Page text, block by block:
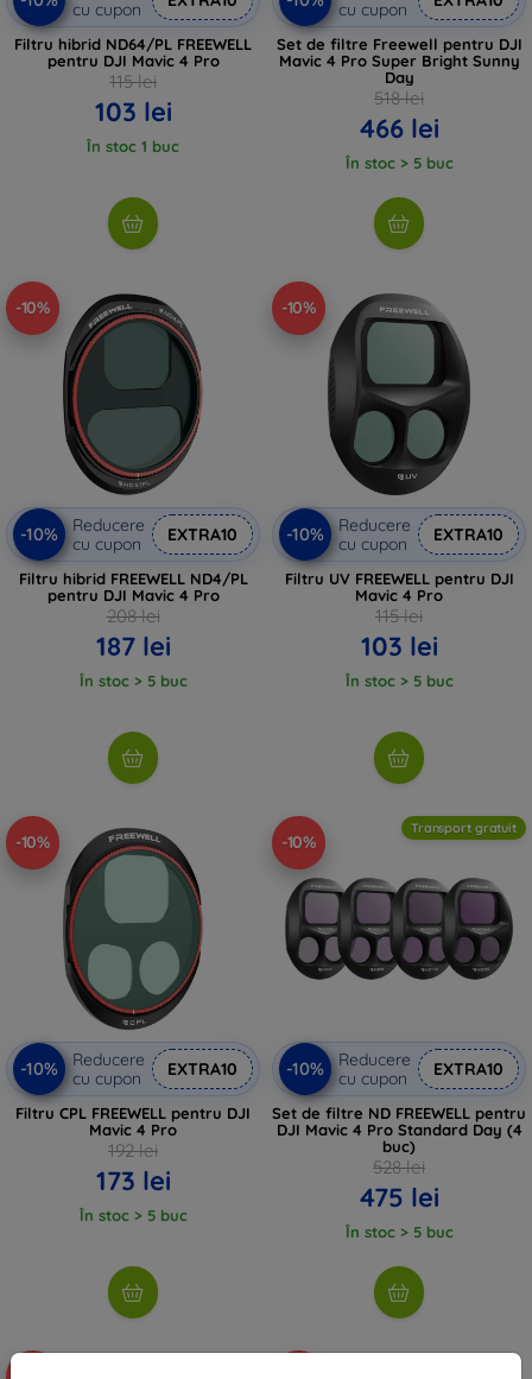
cu cupon
Filtru hibrid ND64/PL FREEWELL
pentru DJI Mavic 4 Pro
115 lei
103 lei
În stoc 1 buc
cu cupon
Set de filtre Freewell pentru DJI
Mavic 4 Pro Super Bright Sunny
Day
518 lei
466 lei
În stoc > 5 buc
-10%
-10%
Reducere
cu cupon
EXTRA10
Filtru hibrid FREEWELL ND4/PL
pentru DJI Mavic 4 Pro
208 lei
187 lei
În stoc > 5 buc
-10%
-10%
Reducere
cu cupon
EXTRA10
Filtru UV FREEWELL pentru DJI
Mavic 4 Pro
115 lei
103 lei
În stoc > 5 buc
-10%
-10%
Reducere
cu cupon
EXTRA10
Filtru CPL FREEWELL pentru DJI
Mavic 4 Pro
192 lei
173 lei
În stoc > 5 buc
-10%
Transport gratuit
-10%
Reducere
cu cupon
EXTRA10
Set de filtre ND FREEWELL pentru
DJI Mavic 4 Pro Standard Day (4
buc)
528 lei
475 lei
În stoc > 5 buc